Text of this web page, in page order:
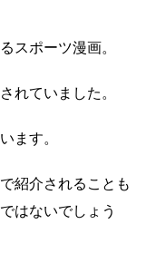
スポーツ漫画。
れていました。
ます。
紹介されることも
はないでしょう